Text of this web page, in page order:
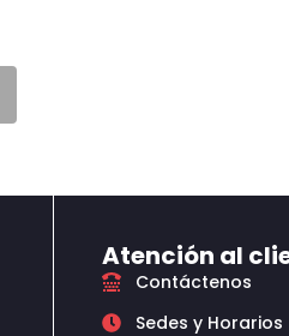
Atención al
Contáctenos
Sedes y Horarios